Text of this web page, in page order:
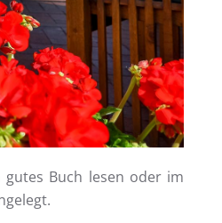
Buch lesen oder im